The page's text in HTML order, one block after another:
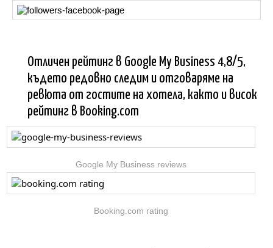
Отличен рейтинг в Google My Business 4,8/5,
където редовно следим и отговаряме на
ревюта от гостите на хотела, както и висок
рейтинг в Booking.com
Google My Business reviews
Booking.com rating